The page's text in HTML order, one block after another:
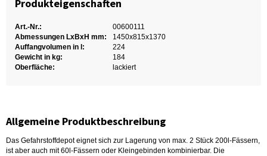
Produkteigenschaften
Art.-Nr.:
00600111
Abmessungen LxBxH mm:
1450x815x1370
Auffangvolumen in l:
224
Gewicht in kg:
184
Oberfläche:
lackiert
Allgemeine Produktbeschreibung
Das Gefahrstoffdepot eignet sich zur Lagerung von max. 2 Stück 200l-Fässern,
ist aber auch mit 60l-Fässern oder Kleingebinden kombinierbar. Die